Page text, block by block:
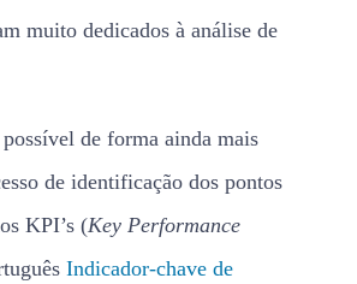
muito dedicados à análise de
de forma ainda mais
de identificação dos pontos
KPI’s (Key Performance
Indicador-chave de